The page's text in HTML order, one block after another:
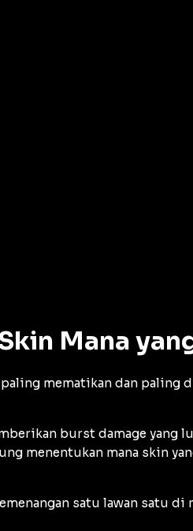
Mana
paling mematikan dan paling
burst damage yang
menentukan mana skin
satu lawan satu di